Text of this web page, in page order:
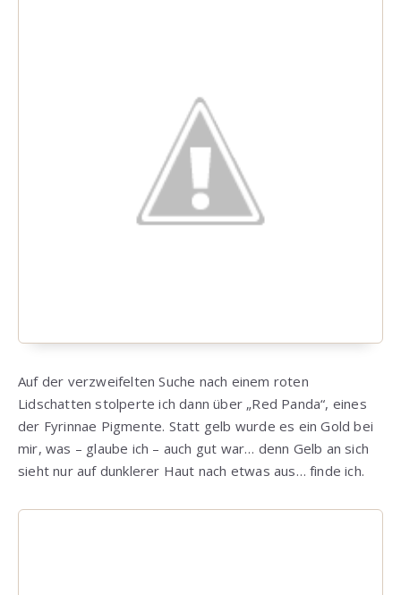
Auf der verzweifelten Suche nach einem roten
Lidschatten stolperte ich dann über „Red Panda“, eines
der Fyrinnae Pigmente. Statt gelb wurde es ein Gold bei
mir, was – glaube ich – auch gut war… denn Gelb an sich
sieht nur auf dunklerer Haut nach etwas aus… finde ich.